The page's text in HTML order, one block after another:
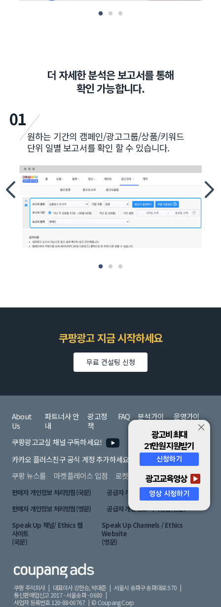
광고비 최대
21만원 지원받기
신청하기
광고교육영상
영상 시청하기
더 자세한 분석은 보고서를 통해
확인 가능합니다.
원하는 기간의 캠페인/광고그룹/상품/키워드
단위 일별 보고서를 확인 할 수 있습니다.
쿠팡광고 지금 시작하세요
무료 컨설팅 신청
About
Us
파트너사 안
내
광고정
책
FAQ
분석가이
운영가이
쿠팡광고교실 채널 구독하세요!
카카오 플러스친구 공식 계정 추가하세요!
쿠팡 뉴스룸
마켓플레이스 입점 로켓배송 입점
판매자 개인정보 처리방침(국문)
공급자 개인정보 처리방침(국문)
판매자 개인정보 처리방침(영문)
공급자 개인정보 처리방침(영문)
Speak Up 채널/ Ethics 웹
사이트
(국문)
Speak Up Channels / Ethics
Website
(영문)
쿠팡 주식회사 | 대표이사 강한승, 박대준 | 서울시 송파구 송파대로 570 |
통신판매업신고 2017 - 서울송파 - 0680 |
사업자 등록번호 120-88-00767 | © Coupang Corp